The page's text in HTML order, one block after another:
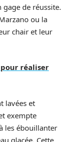
gage de réussite.
ou la
chair et leur
pour réaliser
lavées et
exempte
les ébouillanter
glacée. Cette